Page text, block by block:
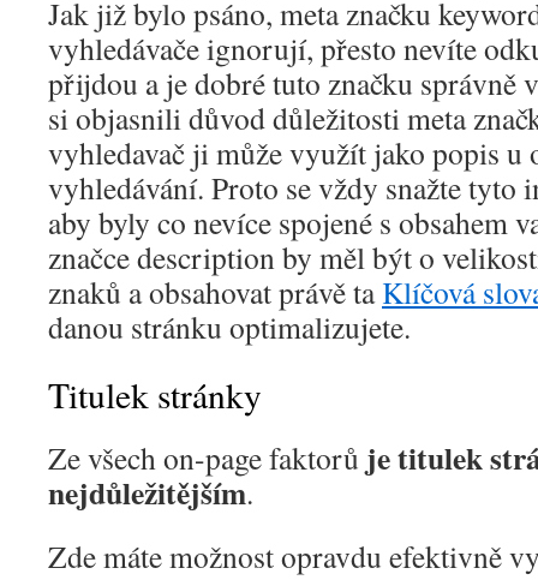
Jak již bylo psáno, meta značku
vyhledávače ignorují, přesto nevíte
přijdou a je dobré tuto značku správně
si objasnili důvod důležitosti meta
vyhledavač ji může využít jako popis u
vyhledávání. Proto se vždy snažte tyto
aby byly co nevíce spojené s obsahem
značce description by měl být o
znaků a obsahovat právě taKlíčová
danou stránku optimalizujete.
Titulek stránky
Ze všech on-page faktorů je titulek
nejdůležitějším.
Zde máte možnost opravdu efektivně